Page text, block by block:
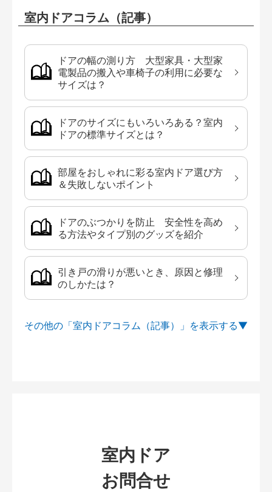
室内ドアコラム（記事）
ドアの幅の測り方 大型家具・大型家
電製品の搬入や車椅子の利用に必要な
サイズは？
ドアのサイズにもいろいろある？室内
ドアの標準サイズとは？
部屋をおしゃれに彩る室内ドア選び方
＆失敗しないポイント
ドアのぶつかりを防止 安全性を高め
る方法やタイプ別のグッズを紹介
引き戸の滑りが悪いとき、原因と修理
のしかたは？
その他の「室内ドアコラム（記事）」を
室内ドア
お問合せ